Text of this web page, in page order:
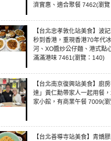
濟實惠、適合聚餐 7462(瀏
【台北忠孝敦化站美食】波
秒到香港，重現香港70年代
河、XO醬炒公仔麵、港式點
滿滿港味 7461(瀏覽：140)
【台北南京復興站美食】廚
達」黃仁勳帶家人一起用餐
家小館，有商業午餐 7009(
【台北善導寺站美食】青嬌